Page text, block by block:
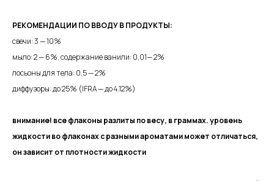
РЕКОМЕНДАЦИИ ПО ВВОДУ В ПРОДУКТЫ:
свечи: 3 — 10%
мыло: 2 — 6%, содержание ванили: 0,01— 2%
лосьоны для тела: 0,5 — 2%
диффузоры: до 25% (IFRA — до 4.12%)
внимание! все флаконы разлиты по весу, в граммах. уровень
жидкости во флаконах с разными ароматами может отличаться,
он зависит от плотности жидкости